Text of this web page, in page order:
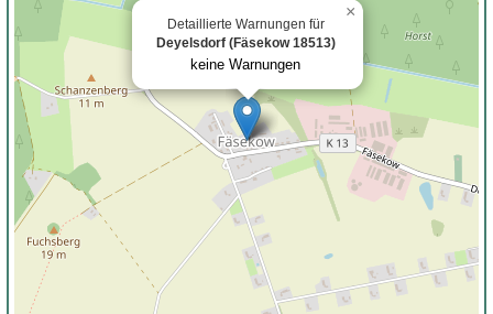
Detaillierte Warnungen für
Deyelsdorf (Fäsekow 18513)
keine Warnungen
×